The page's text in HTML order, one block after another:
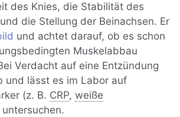
des Knies, die Stabilität des
die Stellung der Beinachsen. Er
und achtet darauf, ob es schon
Muskelabbau
Verdacht auf eine Entzündung
und lässt es im Labor auf
(z. B. CRP,weiße
untersuchen.